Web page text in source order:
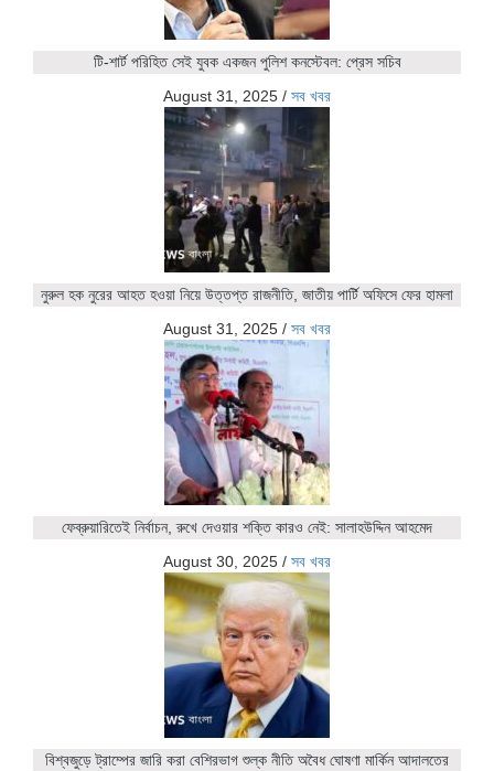
টি-শার্ট পরিহিত সেই যুবক একজন পুলিশ কনস্টেবল: প্রেস সচিব
August 31, 2025 / সব খবর
নুরুল হক নুরের আহত হওয়া নিয়ে উত্তপ্ত রাজনীতি, জাতীয় পার্টি অফিসে ফের হামলা
August 31, 2025 / সব খবর
ফেব্রুয়ারিতেই নির্বাচন, রুখে দেওয়ার শক্তি কারও নেই: সালাহউদ্দিন আহমেদ
August 30, 2025 / সব খবর
বিশ্বজুড়ে ট্রাম্পের জারি করা বেশিরভাগ শুল্ক নীতি অবৈধ ঘোষণা মার্কিন আদালতের